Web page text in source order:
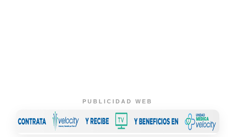
PUBLICIDAD WEB